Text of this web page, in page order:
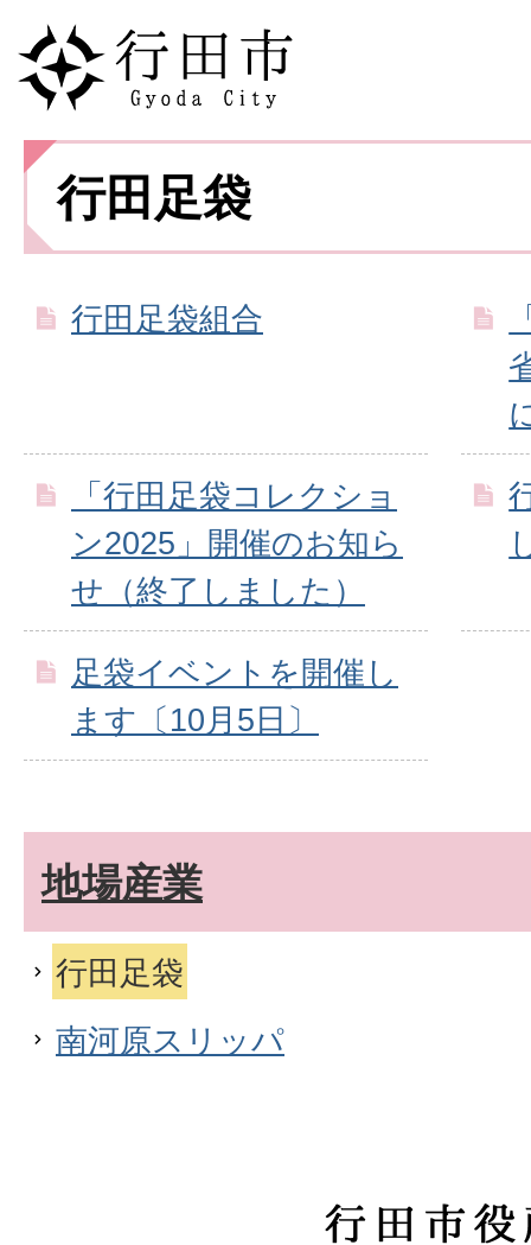
行田足袋
行田足袋組合
「行田足袋コレクショ
ン2025」開催のお知ら
せ（終了しました）
足袋イベントを開催し
ます〔10月5日〕
地場産業
行田足袋
南河原スリッパ
行